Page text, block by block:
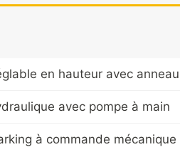
en hauteur avec
avec pompe à main
à commande mécanique